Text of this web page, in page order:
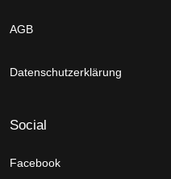
AGB
Datenschutzerklärung
Social
Facebook